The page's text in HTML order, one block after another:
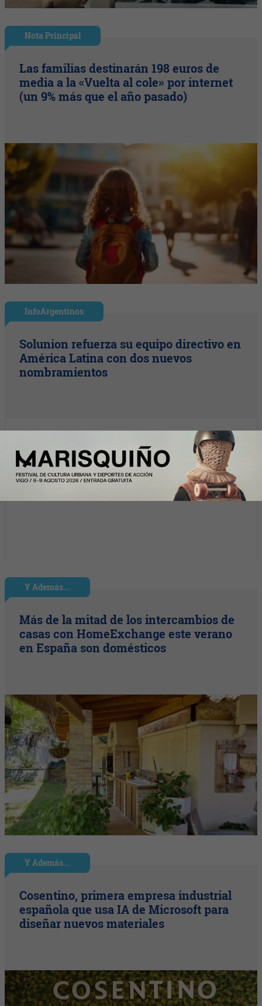
Nota Principal
Las familias destinarán 198 euros de
media a la «Vuelta al cole» por internet
(un 9% más que el año pasado)
InfoArgentinos
Solunion refuerza su equipo directivo en
América Latina con dos nuevos
nombramientos
Y Además...
Más de la mitad de los intercambios de
casas con HomeExchange este verano
en España son domésticos
Y Además...
Cosentino, primera empresa industrial
española que usa IA de Microsoft para
diseñar nuevos materiales